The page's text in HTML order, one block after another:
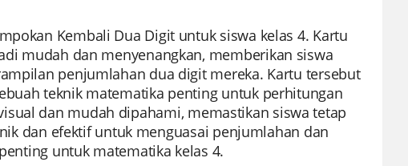
Kembali Dua Digit untuk siswa kelas 4. Kartu
mudah dan menyenangkan, memberikan siswa
penjumlahan dua digit mereka. Kartu tersebut
teknik matematika penting untuk perhitungan
dan mudah dipahami, memastikan siswa tetap
dan efektif untuk menguasai penjumlahan dan
untuk matematika kelas 4.